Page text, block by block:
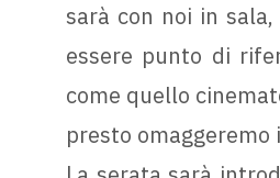
sarà con noi in
essere punto di
come quello
presto